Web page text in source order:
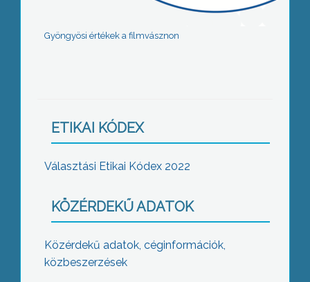
Gyöngyösi értékek a filmvásznon
ETIKAI KÓDEX
Választási Etikai Kódex 2022
KÖZÉRDEKŰ ADATOK
Közérdekű adatok, céginformációk,
közbeszerzések